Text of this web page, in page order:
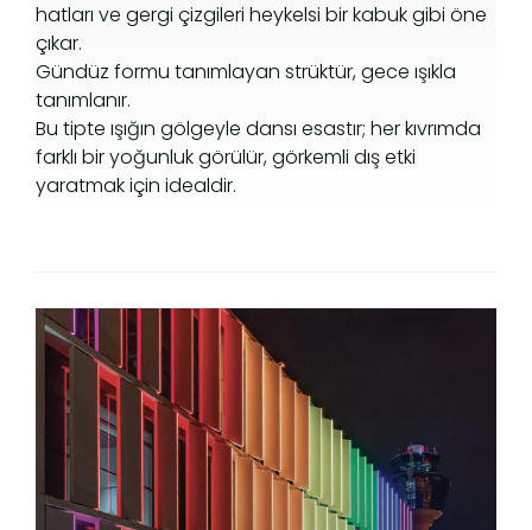
hatları ve gergi çizgileri heykelsi bir kabuk gibi öne
çıkar.
Gündüz formu tanımlayan strüktür, gece ışıkla
tanımlanır.
Bu tipte ışığın gölgeyle dansı esastır; her kıvrımda
farklı bir yoğunluk görülür, görkemli dış etki
yaratmak için idealdir.